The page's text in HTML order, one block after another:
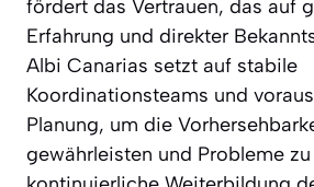
fördert das Vertrauen, das auf
Erfahrung und direkter
Albi Canarias setzt auf stabile
Koordinationsteams und
Planung, um die
gewährleisten und Probleme